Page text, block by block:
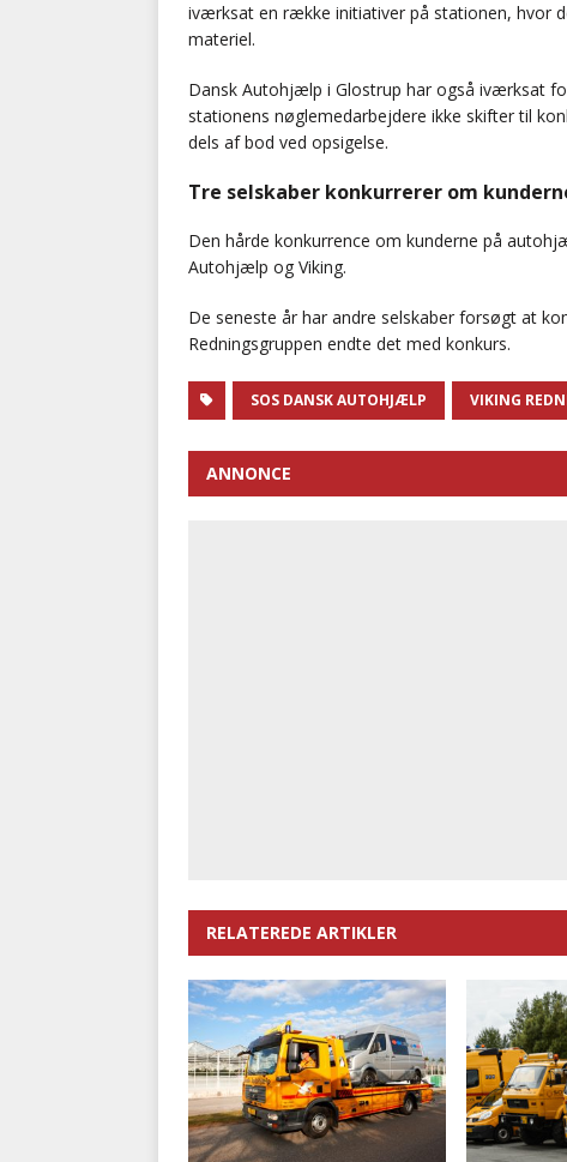
iværksat en række initiativer på stationen, hvor
materiel.
Dansk Autohjælp i Glostrup har også iværksat
stationens nøglemedarbejdere ikke skifter til
dels af bod ved opsigelse.
Tre selskaber konkurrerer om
Den hårde konkurrence om kunderne på
Autohjælp og Viking.
De seneste år har andre selskaber forsøgt at
Redningsgruppen endte det med konkurs.
SOS DANSK AUTOHJÆLP VIKING
ANNONCE
RELATEREDE ARTIKLER